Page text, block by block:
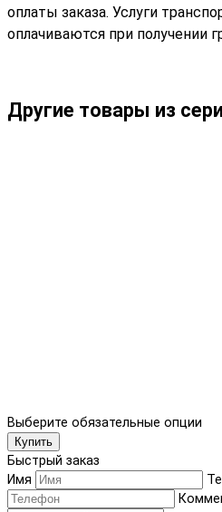
оплаты заказа. Услуги
оплачиваются при получении
Другие товары из
Выберите обязательные опции
Купить
Быстрый заказ
Имя